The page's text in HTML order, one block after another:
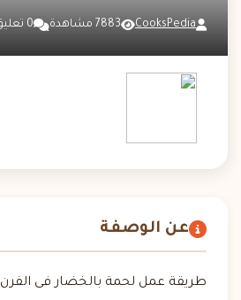
CooksPedia 7883 مشاهدة 0 تعليق
عن الوصفة
طريقة عمل لحمة بالخضار فى